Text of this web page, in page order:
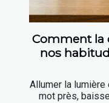
Comment la
nos
Allumer la lumière
mot près,